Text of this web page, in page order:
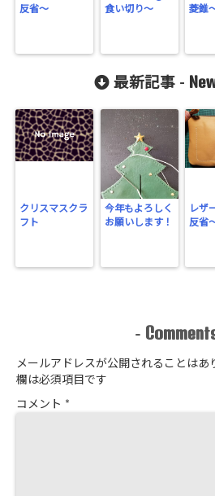
反省～
食い切り～
菱錐
最新記事 -
クリスマスクラ
フト
今年もよろしく
お願いします！
レザ
反省
-
メールアドレスが公開されることはあ
欄は必須項目です
コメント *